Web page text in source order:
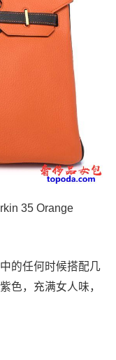
35 Orange
的任何时候搭配几
色，充满女人味，